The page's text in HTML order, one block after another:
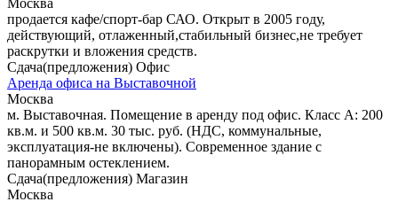
Москва
продается кафе/спорт-бар САО. Открыт в 2005 году,
действующий, отлаженный,стабильный бизнес,не требует
раскрутки и вложения средств.
Сдача(предложения) Офис
Аренда офиса на Выставочной
Москва
м. Выставочная. Помещение в аренду под офис. Класс A: 200
кв.м. и 500 кв.м. 30 тыс. руб. (НДС, коммунальные,
эксплуатация-не включены). Современное здание с
панорамным остеклением.
Сдача(предложения) Магазин
Москва